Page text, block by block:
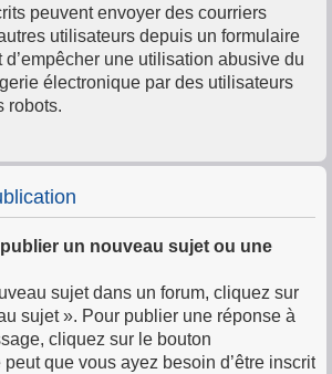
peuvent envoyer des courriers
utilisateurs depuis un formulaire
une utilisation abusive du
électronique par des utilisateurs
robots.
un nouveau sujet ou une
sujet dans un forum, cliquez sur
sujet ». Pour publier une réponse à
cliquez sur le bouton
que vous ayez besoin d’être inscrit